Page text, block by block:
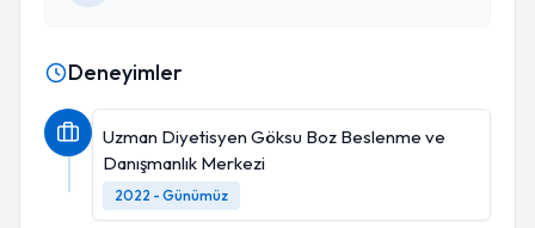
Deneyimler
Uzman Diyetisyen Göksu Boz Beslenme ve
Danışmanlık Merkezi
2022 - Günümüz